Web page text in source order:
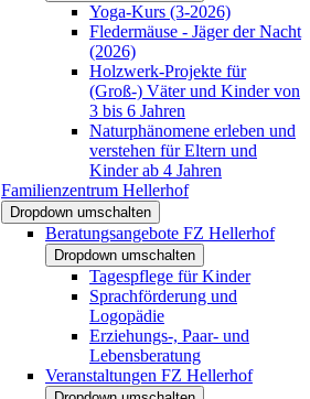
Yoga-Kurs (3-2026)
Fledermäuse - Jäger der Nacht
(2026)
Holzwerk-Projekte für
(Groß-) Väter und Kinder von
3 bis 6 Jahren
Naturphänomene erleben und
verstehen für Eltern und
Kinder ab 4 Jahren
Familienzentrum Hellerhof
Dropdown umschalten
Beratungsangebote FZ Hellerhof
Dropdown umschalten
Tagespflege für Kinder
Sprachförderung und
Logopädie
Erziehungs-, Paar- und
Lebensberatung
Veranstaltungen FZ Hellerhof